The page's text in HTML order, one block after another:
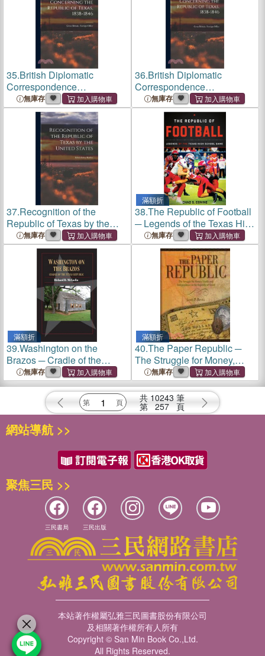
35.British Diplomatic
Correspondence
Concerning the Republic of
Texas, 1838-1846
無庫存
36.British Diplomatic
Correspondence
Concerning the Republic of
Texas, 1838-1846
無庫存
37.Recognition of the
Republic of Texas by the
United States
無庫存
滿額折
38.The Republic of Football
─ Legends of the Texas High
School Game
無庫存
滿額折
39.Washington on the
Brazos ─ Cradle of the
Texas Republic
無庫存
滿額折
40.The Paper Republic ─
The Struggle for Money,
Credit and Independence in
the Republic of Texas
無庫存
共 10243 筆
第 257 頁
網站導航 >>
聚焦三民 >>
三民書局 三民出版
本站著作權屬弘雅三民圖書股份有限公司
及相關著作權所有人所有
Copyright © San Min Book Co.,Ltd.
All Rights Reserved.